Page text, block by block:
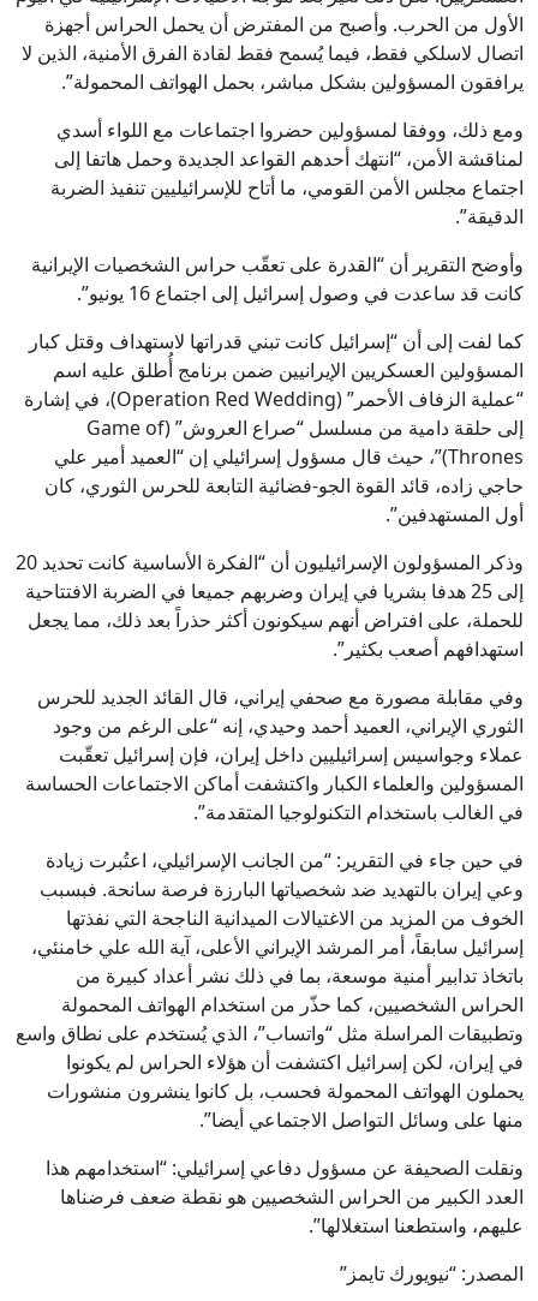
الأول من الحرب. وأصبح من المفترض أن يحمل الحراس أجهزة
اتصال لاسلكي فقط، فيما يُسمح فقط لقادة الفرق الأمنية، الذين لا
يرافقون المسؤولين بشكل مباشر، بحمل الهواتف المحمولة”.
ومع ذلك، ووفقا لمسؤولين حضروا اجتماعات مع اللواء أسدي
لمناقشة الأمن، “انتهك أحدهم القواعد الجديدة وحمل هاتفا إلى
اجتماع مجلس الأمن القومي، ما أتاح للإسرائيليين تنفيذ الضربة
الدقيقة”.
وأوضح التقرير أن “القدرة على تعقّب حراس الشخصيات الإيرانية
كانت قد ساعدت في وصول إسرائيل إلى اجتماع 16 يونيو”.
كما لفت إلى أن “إسرائيل كانت تبني قدراتها لاستهداف وقتل كبار
المسؤولين العسكريين الإيرانيين ضمن برنامج أُطلق عليه اسم
“عملية الزفاف الأحمر” (Operation Red Wedding)، في إشارة
إلى حلقة دامية من مسلسل “صراع العروش” (Game of
Thrones)”، حيث قال مسؤول إسرائيلي إن “العميد أمير علي
حاجي زاده، قائد القوة الجو-فضائية التابعة للحرس الثوري، كان
أول المستهدفين”.
وذكر المسؤولون الإسرائيليون أن “الفكرة الأساسية كانت تحديد 20
إلى 25 هدفا بشريا في إيران وضربهم جميعا في الضربة الافتتاحية
للحملة، على افتراض أنهم سيكونون أكثر حذراً بعد ذلك، مما يجعل
استهدافهم أصعب بكثير”.
وفي مقابلة مصورة مع صحفي إيراني، قال القائد الجديد للحرس
الثوري الإيراني، العميد أحمد وحيدي، إنه “على الرغم من وجود
عملاء وجواسيس إسرائيليين داخل إيران، فإن إسرائيل تعقّبت
المسؤولين والعلماء الكبار واكتشفت أماكن الاجتماعات الحساسة
في الغالب باستخدام التكنولوجيا المتقدمة”.
في حين جاء في التقرير: “من الجانب الإسرائيلي، اعتُبرت زيادة
وعي إيران بالتهديد ضد شخصياتها البارزة فرصة سانحة. فبسبب
الخوف من المزيد من الاغتيالات الميدانية الناجحة التي نفذتها
إسرائيل سابقاً، أمر المرشد الإيراني الأعلى، آية الله علي خامنئي،
باتخاذ تدابير أمنية موسعة، بما في ذلك نشر أعداد كبيرة من
الحراس الشخصيين، كما حذّر من استخدام الهواتف المحمولة
وتطبيقات المراسلة مثل “واتساب”، الذي يُستخدم على نطاق واسع
في إيران، لكن إسرائيل اكتشفت أن هؤلاء الحراس لم يكونوا
يحملون الهواتف المحمولة فحسب، بل كانوا ينشرون منشورات
منها على وسائل التواصل الاجتماعي أيضا”.
ونقلت الصحيفة عن مسؤول دفاعي إسرائيلي: “استخدامهم هذا
العدد الكبير من الحراس الشخصيين هو نقطة ضعف فرضناها
عليهم، واستطعنا استغلالها”.
المصدر: “نيويورك تايمز”